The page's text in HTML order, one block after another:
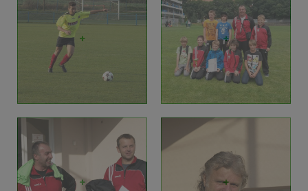
+ +
+ +